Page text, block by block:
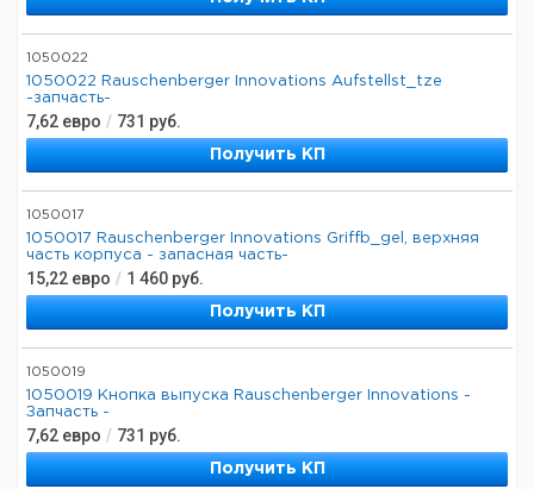
1050022
1050022 Rauschenberger Innovations Aufstellst_tze
-запчасть-
7,62 евро / 731 руб.
Получить КП
1050017
1050017 Rauschenberger Innovations Griffb_gel, верхняя
часть корпуса - запасная часть-
15,22 евро / 1 460 руб.
Получить КП
1050019
1050019 Кнопка выпуска Rauschenberger Innovations -
Запчасть -
7,62 евро / 731 руб.
Получить КП